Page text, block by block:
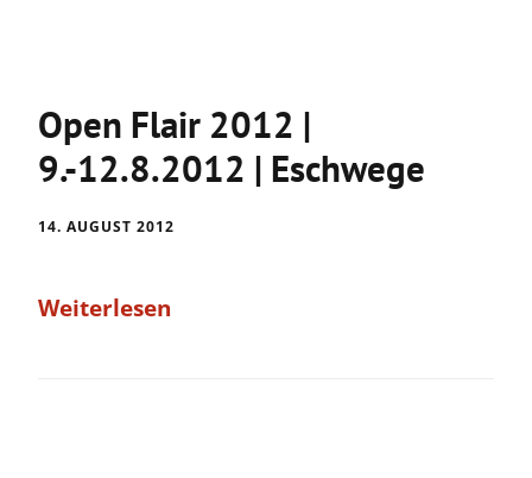
Open Flair 2012 |
9.-12.8.2012 | Eschwege
14. AUGUST 2012
Weiterlesen